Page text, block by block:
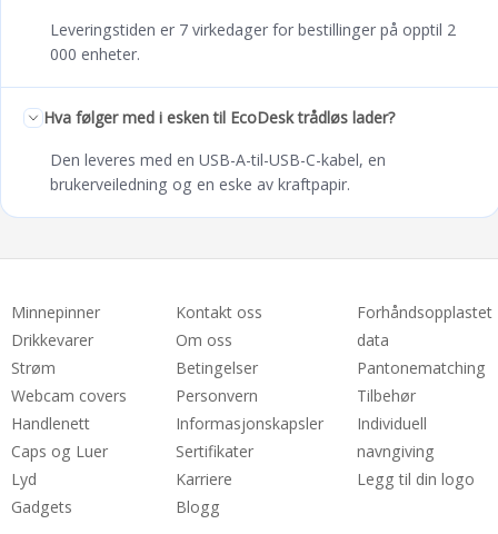
Leveringstiden er 7 virkedager for bestillinger på opptil 2
000 enheter.
Hva følger med i esken til EcoDesk trådløs lader?
Den leveres med en USB-A-til-USB-C-kabel, en
brukerveiledning og en eske av kraftpapir.
Minnepinner
Drikkevarer
Strøm
Webcam covers
Handlenett
Caps og Luer
Lyd
Gadgets
Kontakt oss
Om oss
Betingelser
Personvern
Informasjonskapsler
Sertifikater
Karriere
Blogg
Forhåndsopplastet
data
Pantonematching
Tilbehør
Individuell
navngiving
Legg til din logo